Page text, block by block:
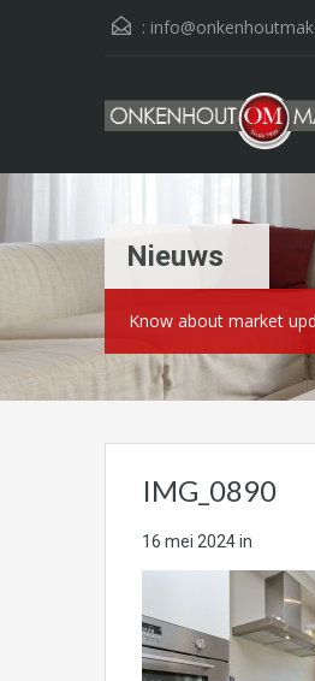
:
Nieuws
Know about market
IMG_0890
16 mei 2024in